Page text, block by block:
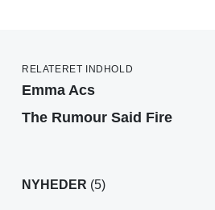
RELATERET INDHOLD
Emma Acs
The Rumour Said Fire
NYHEDER (5)